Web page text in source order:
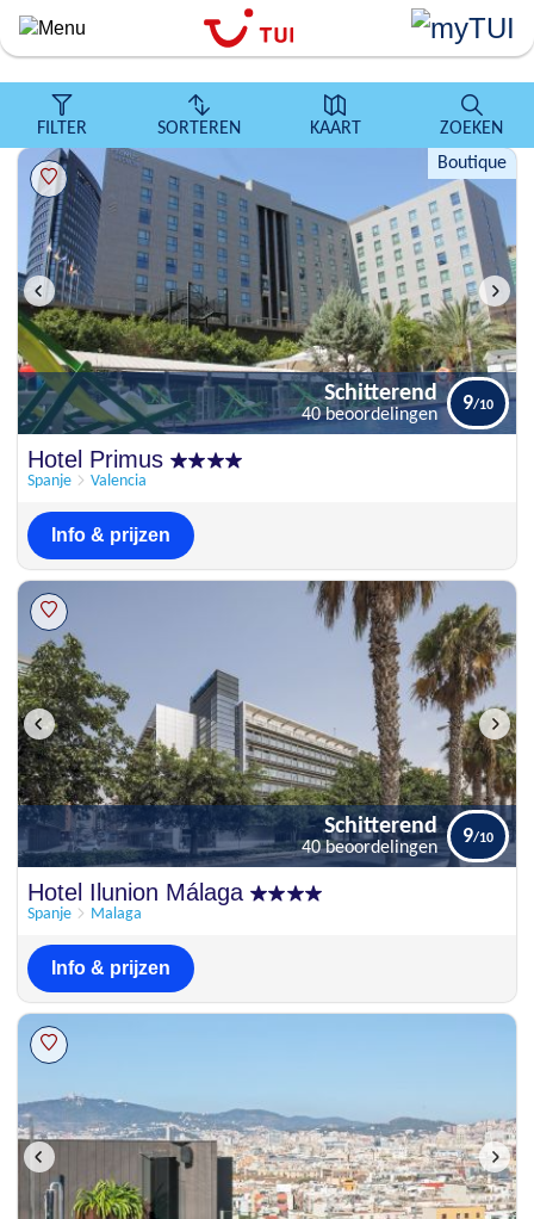
Overslaan
algemene
inhoud
gaan
FILTER SORTEREN KAART
ZOEKEN
Boutique
Hotel Primus
Spanje Valencia
Schitterend
40 beoordelingen
9
Info & prijzen
Hotel Ilunion Málaga
Spanje Malaga
Schitterend
40 beoordelingen
9
Info & prijzen